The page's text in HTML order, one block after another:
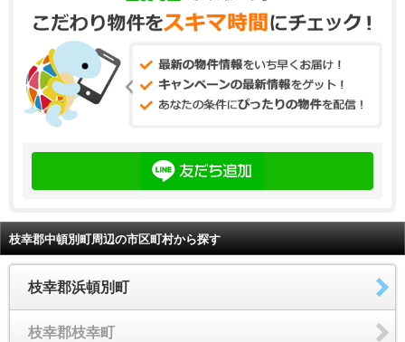
枝幸郡中頓別町周辺の市区町村から探す
枝幸郡浜頓別町
枝幸郡枝幸町